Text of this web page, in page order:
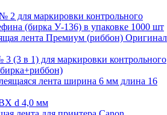
2 для маркировки контрольного
(бирка У-136) в упаковке 1000 шт
лента Премиум (риббон) Оригинал
(3 в 1) для маркировки контрольного
лента ширина 6 мм длина 16
d 4,0 мм